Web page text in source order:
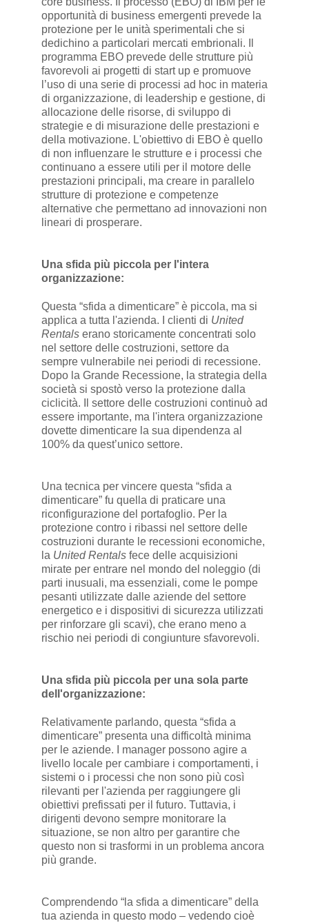
opportunità di business emergenti prevede la
protezione per le unità sperimentali che si
dedichino a particolari mercati embrionali. Il
programma EBO prevede delle strutture più
favorevoli ai progetti di start up e promuove
l’uso di una serie di processi ad hoc in materia
di organizzazione, di leadership e gestione, di
allocazione delle risorse, di sviluppo di
strategie e di misurazione delle prestazioni e
della motivazione. L'obiettivo di EBO è quello
di non influenzare le strutture e i processi che
continuano a essere utili per il motore delle
prestazioni principali, ma creare in parallelo
strutture di protezione e competenze
alternative che permettano ad innovazioni non
lineari di prosperare.
Una sfida più piccola per l'intera
organizzazione:
Questa “sfida a dimenticare” è piccola, ma si
applica a tutta l'azienda. I clienti di United
Rentalserano storicamente concentrati solo
nel settore delle costruzioni, settore da
sempre vulnerabile nei periodi di recessione.
Dopo la Grande Recessione, la strategia della
società si spostò verso la protezione dalla
ciclicità. Il settore delle costruzioni continuò ad
essere importante, ma l'intera organizzazione
dovette dimenticare la sua dipendenza al
100% da quest’unico settore.
Una tecnica per vincere questa “sfida a
dimenticare” fu quella di praticare una
riconfigurazione del portafoglio. Per la
protezione contro i ribassi nel settore delle
costruzioni durante le recessioni economiche,
la United Rentalsfece delle acquisizioni
mirate per entrare nel mondo del noleggio (di
parti inusuali, ma essenziali, come le pompe
pesanti utilizzate dalle aziende del settore
energetico e i dispositivi di sicurezza utilizzati
per rinforzare gli scavi), che erano meno a
rischio nei periodi di congiunture sfavorevoli.
Una sfida più piccola per una sola parte
dell'organizzazione:
Relativamente parlando, questa “sfida a
dimenticare” presenta una difficoltà minima
per le aziende. I manager possono agire a
livello locale per cambiare i comportamenti, i
sistemi o i processi che non sono più così
rilevanti per l'azienda per raggiungere gli
obiettivi prefissati per il futuro. Tuttavia, i
dirigenti devono sempre monitorare la
situazione, se non altro per garantire che
questo non si trasformi in un problema ancora
più grande.
Comprendendo “la sfida a dimenticare” della
tua azienda in questo modo – vedendo cioè